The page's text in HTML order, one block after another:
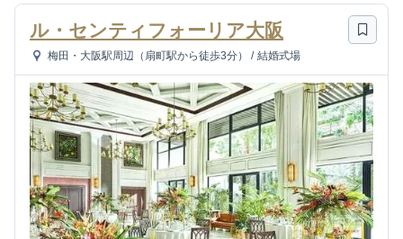
ル・センティフォーリア大阪
梅田・大阪駅周辺（扇町駅から徒歩3分） / 結婚式場